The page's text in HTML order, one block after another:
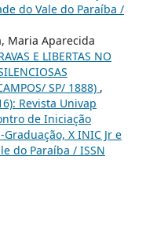
do Vale do Paraíba /
Maria Aparecida
E LIBERTAS NO
SP/ 1888) ,
Revista Univap
de Iniciação
X INIC Jr e
do Paraíba / ISSN